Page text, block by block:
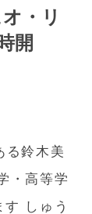
・リ
開
る鈴木美
・高等学
しゅう